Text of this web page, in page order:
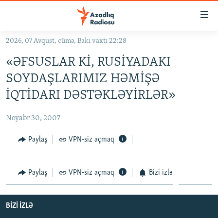
Əsas
qayıt
Əsas
naviqasiyaya
qayıt
KORRUPSIOMETR
#ƏSLINDƏ
FƏRQƏ BAX
QANUNI DOĞRU
MULTIMEDIA
FOTOQALEREYA
OXU ZALI
HAQQIMIZDA
2026, 07 Avqust, cümə, Bakı vaxtı 22:28
«ƏFSUSLAR Kİ, RUSİYADAKI
SOYDAŞLARIMIZ HƏMİŞƏ
İQTİDARI DƏSTƏKLƏYİRLƏR»
Noyabr 30, 2007
Paylaş VPN-siz açmaq
Paylaş VPN-siz açmaq Bizi izlə
BIZI IZLƏ